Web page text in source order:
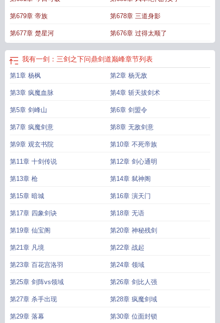
第679章 帝族 第678章 三道身影
第677章 楚星河 第676章 过得太顺了
我有一剑：三剑之下问鼎剑道巅峰章节列表
第1章 杨枫 第2章 杨无敌
第3章 疯魔血脉 第4章 斩天拔剑术
第5章 剑峰山 第6章 剑盟令
第7章 疯魔剑意 第8章 无敌剑意
第9章 观玄书院 第10章 不死帝族
第11章 十剑传说 第12章 剑心通明
第13章 枪 第14章 弑神阁
第15章 暗城 第16章 演天门
第17章 四象剑诀 第18章 无语
第19章 仙宝阁 第20章 神秘残剑
第21章 凡境 第22章 战起
第23章 百花宫洛羽 第24章 领域
第25章 剑阵vs领域 第26章 剑比人强
第27章 杀手出现 第28章 疯魔剑域
第29章 落幕 第30章 位面封锁